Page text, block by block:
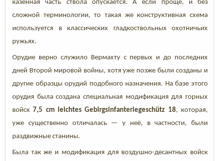
казённая часть ствола опускается. А если проще, и без
сложной терминологии, то такая же конструктивная схема
используется в классических гладкоствольных охотничьих
ружьях.
Орудие верно служило Вермахту с первых и до последних
дней Второй мировой войны, хотя уже позже были созданы и
другие образцы орудий подобного назначения. На базе этого
орудия была создана специальная модификация для горных
войск 7,5 cm leichtes Gebirgsinfanteriegeschütz 18, которая,
уже существенно отличалась — у неё, в частности, были
раздвижные станины.
Была так же и модификация для воздушно-десантных войск